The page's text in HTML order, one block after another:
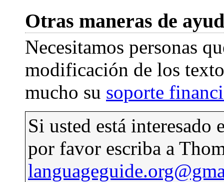
Otras maneras de
Necesitamos personas
modificación de los
mucho su soporte
Si usted está
por favor escriba a